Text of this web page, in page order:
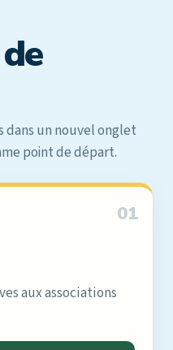
dans un nouvel onglet
point de départ.
01
aux associations